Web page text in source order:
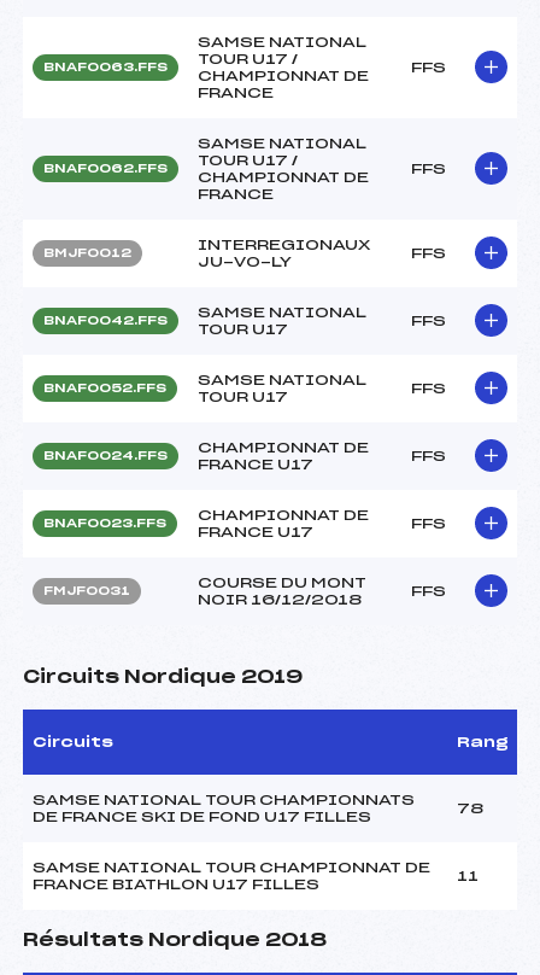
BNAF0063.FFS
SAMSE NATIONAL
TOUR U17 /
CHAMPIONNAT DE
FRANCE
FFS
BNAF0062.FFS
SAMSE NATIONAL
TOUR U17 /
CHAMPIONNAT DE
FRANCE
FFS
BMJF0012
INTERREGIONAUX
JU-VO-LY
FFS
BNAF0042.FFS
SAMSE NATIONAL
TOUR U17
FFS
BNAF0052.FFS
SAMSE NATIONAL
TOUR U17
FFS
BNAF0024.FFS
CHAMPIONNAT DE
FRANCE U17
FFS
BNAF0023.FFS
CHAMPIONNAT DE
FRANCE U17
FFS
FMJF0031
COURSE DU MONT
NOIR 16/12/2018
FFS
Circuits Nordique 2019
Circuits Rang
SAMSE NATIONAL TOUR CHAMPIONNATS
DE FRANCE SKI DE FOND U17 FILLES
78
SAMSE NATIONAL TOUR CHAMPIONNAT DE
FRANCE BIATHLON U17 FILLES
11
Résultats Nordique 2018